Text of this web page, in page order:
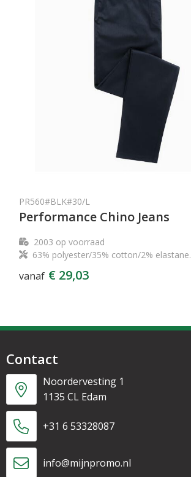
PR560#BLK#30/L
Performance Chino Jeans
2003 op voorraad
63% polyester/35% cotton/2% elastane.
vanaf € 29,03
Contact
Noordervesting 1
1135 CL Edam
+31 6 53328087
info@mijnpromo.nl